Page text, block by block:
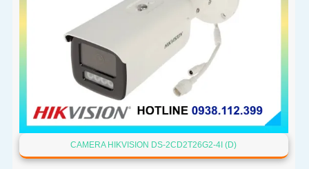
CAMERA HIKVISION DS-2CD2T26G2-4I (D)